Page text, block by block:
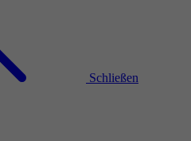
Schließen